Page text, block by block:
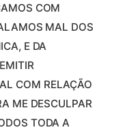
COM
MAL DOS
E DA
COM RELAÇÃO
ME DESCULPAR
TODA A